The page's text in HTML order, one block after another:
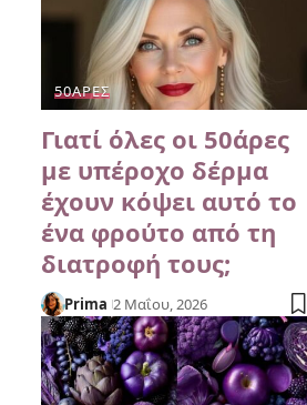
50ΆΡΕΣ
Γιατί όλες οι 50άρες
με υπέροχο δέρμα
έχουν κόψει αυτό το
ένα φρούτο από τη
διατροφή τους;
Prima 2 Μαΐου, 2026